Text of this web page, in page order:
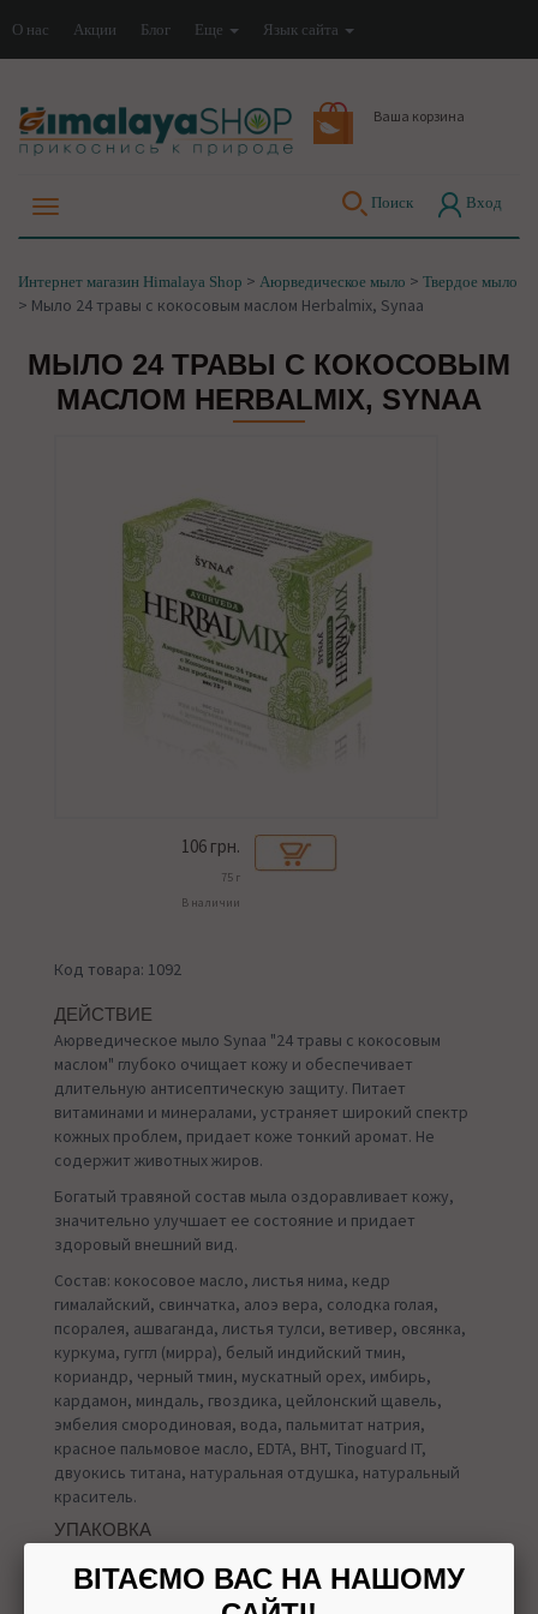
О нас Акции Блог Еще Язык сайта
Ваша корзина
Поиск Вход
Интернет магазин Himalaya Shop > Аюрведическое мыло > Твердое мыло
> Мыло 24 травы с кокосовым маслом Herbalmix, Synaa
МЫЛО 24 ТРАВЫ С КОКОСОВЫМ
МАСЛОМ HERBALMIX, SYNAA
106 грн.
75 г
В наличии
Код товара: 1092
ДЕЙСТВИЕ
Аюрведическое мыло Synaa "24 травы с кокосовым
маслом" глубоко очищает кожу и обеспечивает
длительную антисептическую защиту. Питает
витаминами и минералами, устраняет широкий спектр
кожных проблем, придает коже тонкий аромат. Не
содержит животных жиров.
Богатый травяной состав мыла оздоравливает кожу,
значительно улучшает ее состояние и придает
здоровый внешний вид.
Состав: кокосовое масло, листья нима, кедр
гималайский, свинчатка, алоэ вера, солодка голая,
псоралея, ашваганда, листья тулси, ветивер, овсянка,
куркума, гуггл (мирра), белый индийский тмин,
кориандр, черный тмин, мускатный орех, имбирь,
кардамон, миндаль, гвоздика, цейлонский щавель,
эмбелия смородиновая, вода, пальмитат натрия,
красное пальмовое масло, EDTA, BHT, Tinoguard IT,
двуокись титана, натуральная отдушка, натуральный
краситель.
УПАКОВКА
ВІТАЄМО ВАС НА НАШОМУ